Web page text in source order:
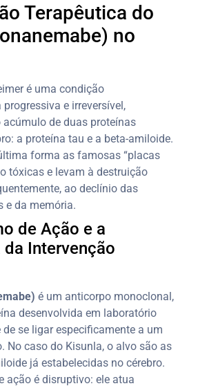
Terapêutica do
no
é uma condição
e irreversível,
de duas proteínas
a proteína tau e a beta-amiloide.
forma as famosas “placas
tóxicas e levam à destruição
ao declínio das
e da memória.
de Ação e a
Intervenção
é um anticorpo monoclonal,
desenvolvida em laboratório
se ligar especificamente a um
No caso do Kisunla, o alvo são as
já estabelecidas no cérebro.
ação é disruptivo: ele atua